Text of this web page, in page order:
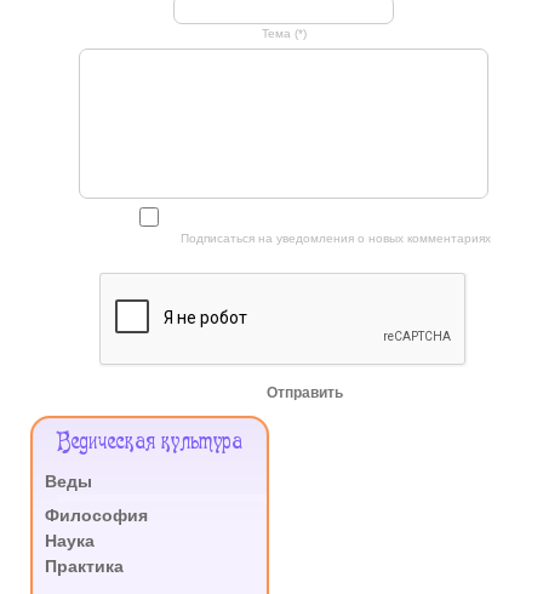
Тема (*)
Подписаться на уведомления о новых комментариях
Отправить
Меню
Ведическая культура
Веды
Философия
Наука
Практика